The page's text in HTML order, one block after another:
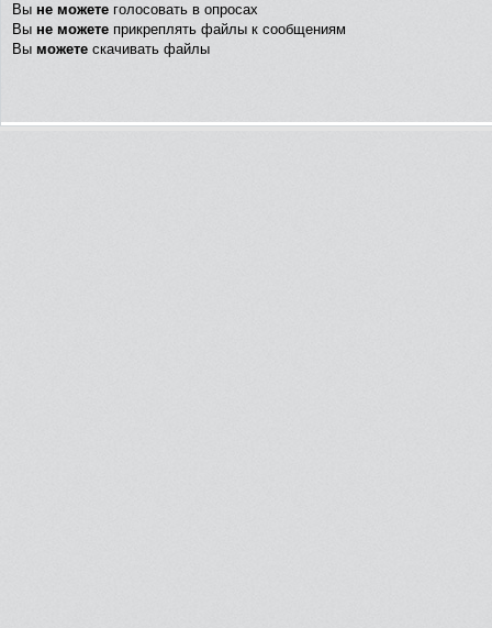
Вы не можете голосовать в опросах
Вы не можете прикреплять файлы к сообщениям
Вы можете скачивать файлы